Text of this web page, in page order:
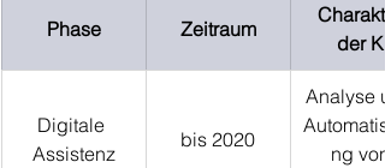
Phase Zeitraum
der KI
Digitale
Assistenz
bis 2020
Analyse
ng von